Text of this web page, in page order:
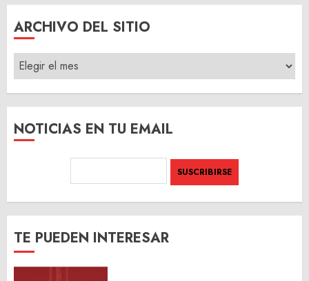
ARCHIVO DEL SITIO
ARCHIVO
DEL
SITIO
NOTICIAS EN TU EMAIL
TE PUEDEN INTERESAR